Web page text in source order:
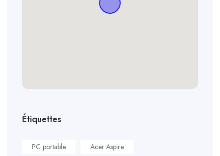
Étiquettes
PC portable
Acer Aspire